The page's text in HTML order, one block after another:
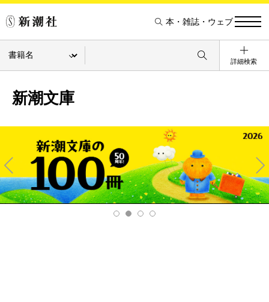
本・雑誌・ウェブ
詳細検索
新潮文庫
Pre
v
Ne
xt